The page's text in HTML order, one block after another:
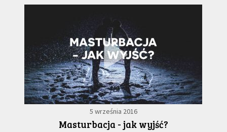
5 września 2016
Masturbacja - jak wyjść?